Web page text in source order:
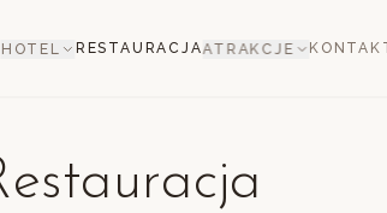
HOTEL RESTAURACJAATRAKCJE